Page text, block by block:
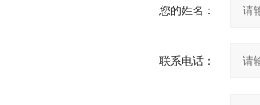
您的姓名：
联系电话：